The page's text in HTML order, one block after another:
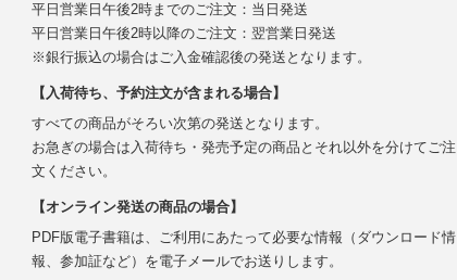
平日営業日午後2時までのご注文：当日発送
平日営業日午後2時以降のご注文：翌営業日発送
※銀行振込の場合はご入金確認後の発送となります。
【入荷待ち、予約注文が含まれる場合】
すべての商品がそろい次第の発送となります。
お急ぎの場合は入荷待ち・発売予定の商品とそれ以外を分けてご注
文ください。
【オンライン発送の商品の場合】
PDF版電子書籍は、ご利用にあたって必要な情報（ダウンロード情
報、参加証など）を電子メールでお送りします。